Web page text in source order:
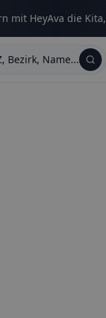
mit HeyAva die Kita,
Bezirk, Name...